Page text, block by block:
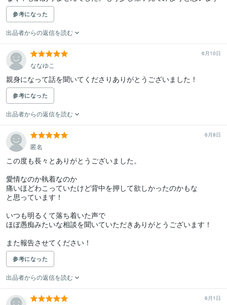
参考になった
出品者からの返信を読む
6月10日
ななゆこ
参考になった
出品者からの返信を読む
6月8日
匿名
この度も長々とありがとうございました。
愛情なのか執着なのか
痛いほどわこっていたけど背中を押して欲しかったのかもな
と思っています！
いつも明るくて落ち着いた声で
ほぼ愚痴みたいな相談を聞いていただきありがとうございます！
また報告させてください！
参考になった
出品者からの返信を読む
6月1日